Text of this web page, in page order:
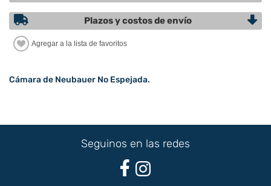
Plazos y costos de envío
Cámara de Neubauer No Espejada.
Seguinos en las redes